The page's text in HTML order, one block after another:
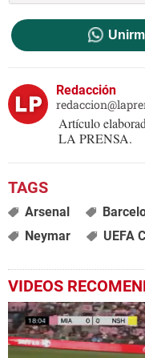
Redacción
Artículo
LA PRENSA.
Arsenal
Neymar
UEFA
VIDEOS